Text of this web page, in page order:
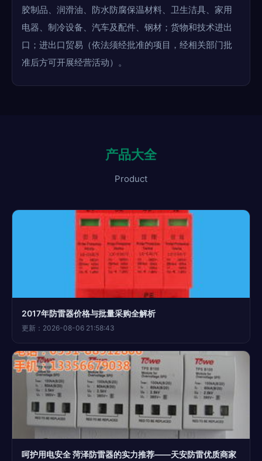
胶制品、润滑油、防水防腐保温材料、卫生洁具、家用
电器、制冷设备、汽车及配件、钢材；货物和技术进出
口；进出口贸易（依法须经批准的项目，经相关部门批
准后方可开展经营活动）。
产品大全
Product
2017年防雷器价格与批量采购全解析
更新：2026-08-06 21:58:43
呵护用电安全 菏泽防雷器的实力推荐——天安防雷优质商家